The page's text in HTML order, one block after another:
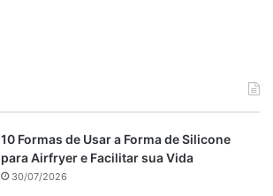
10 Formas de Usar a Forma de Silicone
para Airfryer e Facilitar sua Vida
30/07/2026